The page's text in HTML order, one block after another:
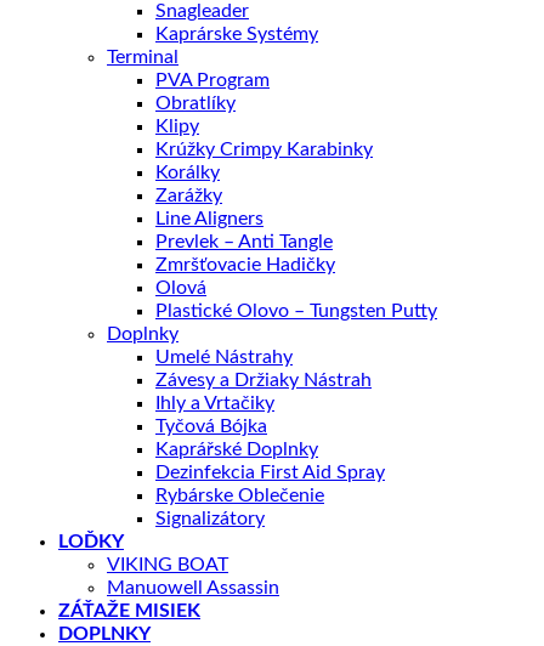
Snagleader
Kaprárske Systémy
Terminal
PVA Program
Obratlíky
Klipy
Krúžky Crimpy Karabinky
Korálky
Zarážky
Line Aligners
Prevlek – Anti Tangle
Zmršťovacie Hadičky
Olová
Plastické Olovo – Tungsten Putty
Doplnky
Umelé Nástrahy
Závesy a Držiaky Nástrah
Ihly a Vrtačiky
Tyčová Bójka
Kaprářské Doplnky
Dezinfekcia First Aid Spray
Rybárske Oblečenie
Signalizátory
LOĎKY
VIKING BOAT
Manuowell Assassin
ZÁŤAŽE MISIEK
DOPLNKY